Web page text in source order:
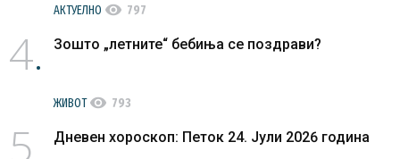
АКТУЕЛНО visibility 797
4 Зошто „летните“ бебиња се поздрави?
ЖИВОТvisibility 793
5 Дневен хороскоп: Петок 24. Јули 2026 година